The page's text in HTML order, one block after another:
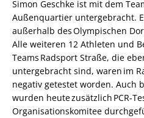
Simon Geschke ist mit dem
Außenquartier untergebracht.
außerhalb des Olympischen
Alle weiteren 12 Athleten und
Teams Radsport Straße, die
untergebracht sind, waren im
negativ getestet worden. Auch
wurden heute zusätzlich PCR-
Organisationskomitee